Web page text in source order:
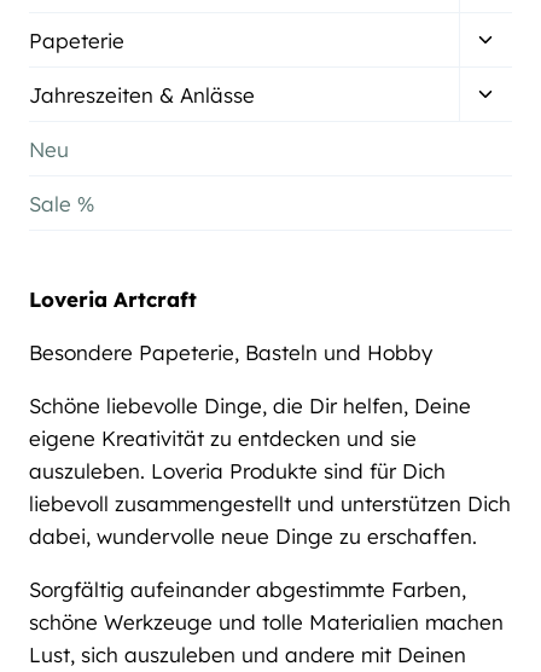
Papeterie
Jahreszeiten & Anlässe
Neu
Sale %
Loveria Artcraft
Besondere Papeterie, Basteln und Hobby
Schöne liebevolle Dinge, die Dir helfen, Deine
eigene Kreativität zu entdecken und sie
auszuleben. Loveria Produkte sind für Dich
liebevoll zusammengestellt und unterstützen Dich
dabei, wundervolle neue Dinge zu erschaffen.
Sorgfältig aufeinander abgestimmte Farben,
schöne Werkzeuge und tolle Materialien machen
Lust, sich auszuleben und andere mit Deinen